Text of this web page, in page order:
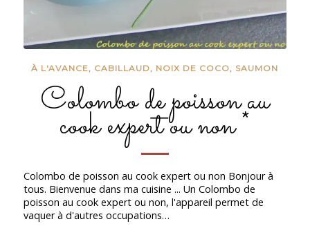
À L'AVANCE, CABILLAUD, NOIX DE COCO, SAUMON
Colombo de poisson au
cook expert ou non *
Colombo de poisson au cook expert ou non Bonjour à
tous. Bienvenue dans ma cuisine ... Un Colombo de
poisson au cook expert ou non, l'appareil permet de
vaquer à d'autres occupations…